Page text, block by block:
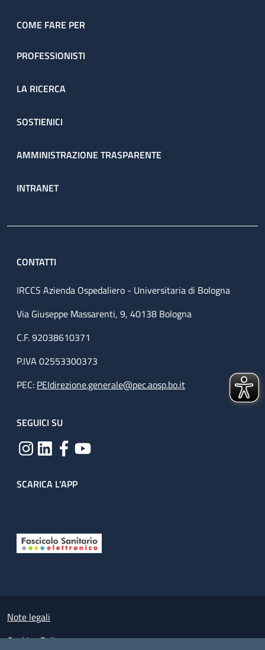
COME FARE PER
PROFESSIONISTI
LA RICERCA
SOSTIENICI
AMMINISTRAZIONE TRASPARENTE
INTRANET
CONTATTI
IRCCS Azienda Ospedaliero - Universitaria di Bologna
Via Giuseppe Massarenti, 9, 40138 Bologna
C.F. 92038610371
P.IVA 02553300373
PEC: PEIdirezione.generale@pec.aosp.bo.it
SEGUICI SU
SCARICA L'APP
Small prints
Note legali
Cookies Policy